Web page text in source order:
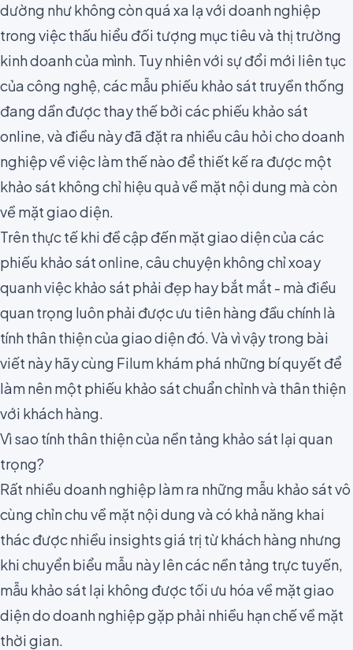
dường như không còn quá xa lạ với doanh nghiệp
trong việc thấu hiểu đối tượng mục tiêu và thị trường
kinh doanh của mình. Tuy nhiên với sự đổi mới liên tục
của công nghệ, các mẫu phiếu khảo sát truyền thống
đang dần được thay thế bởi các phiếu khảo sát
online, và điều này đã đặt ra nhiều câu hỏi cho doanh
nghiệp về việc làm thế nào để thiết kế ra được một
khảo sát không chỉhiệu quả về mặt nội dung mà còn
về mặtgiao diện.
Trên thực tế khi đề cập đến mặt giao diện của các
phiếu khảo sát online, câu chuyện không chỉ xoay
quanh việc khảo sát phải đẹp hay bắt mắt - mà điều
quan trọng luôn phải được ưu tiên hàng đầu chính là
tính thân thiện của giao diện đó. Và vì vậy trong bài
viết này hãy cùng Filum khám phá những bí quyết để
làm nên một phiếu khảo sát chuẩn chỉnh và thân thiện
với khách hàng.
Vì sao tính thân thiện của nền tảng khảo sát lại quan
trọng?
Rất nhiều doanh nghiệp làm ra những mẫu khảo sát vô
cùng chỉn chu về mặt nội dung và có khả năng khai
thác được nhiều insights giá trị từ khách hàng nhưng
khi chuyển biểu mẫu này lên các nền tảng trực tuyến,
mẫu khảo sát lại không được tối ưu hóa về mặt giao
diện do doanh nghiệp gặp phải nhiều hạn chế về mặt
thời gian.